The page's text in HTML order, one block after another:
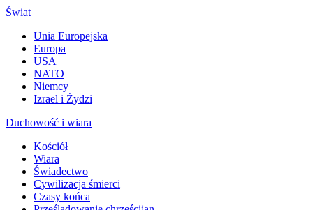
Świat
Unia Europejska
Europa
USA
NATO
Niemcy
Izrael i Żydzi
Duchowość i wiara
Kościół
Wiara
Świadectwo
Cywilizacja śmierci
Czasy końca